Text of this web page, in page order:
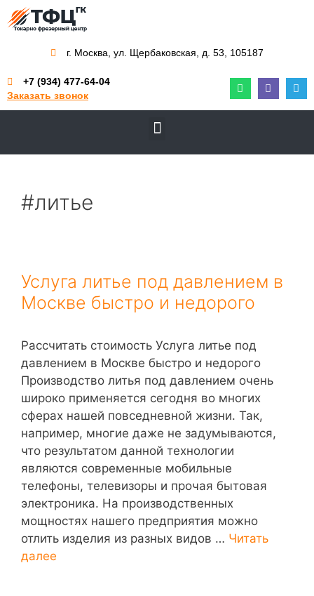
г. Москва, ул. Щербаковская, д. 53, 105187
+7 (934) 477-64-04
Заказать звонок
#литье
Услуга литье под давлением в
Москве быстро и недорого
Рассчитать стоимость Услуга литье под
давлением в Москве быстро и недорого
Производство литья под давлением очень
широко применяется сегодня во многих
сферах нашей повседневной жизни. Так,
например, многие даже не задумываются,
что результатом данной технологии
являются современные мобильные
телефоны, телевизоры и прочая бытовая
электроника. На производственных
мощностях нашего предприятия можно
отлить изделия из разных видов … Читать
далее